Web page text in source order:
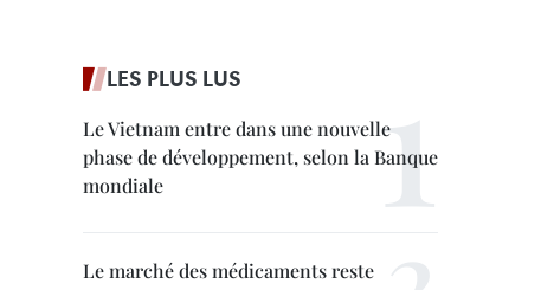
LES PLUS LUS
Le Vietnam entre dans une nouvelle
phase de développement, selon la Banque
mondiale
Le marché des médicaments reste